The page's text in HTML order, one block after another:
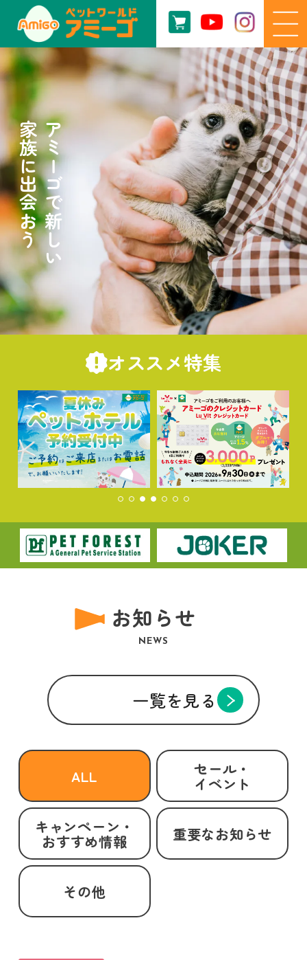
アミーゴで新しい
家族に出会おう
オススメ特集
お知らせ
NEWS
一覧を見る
ALL セール・
イベント
キャンペーン・
おすすめ情報 重要なお知らせ
その他